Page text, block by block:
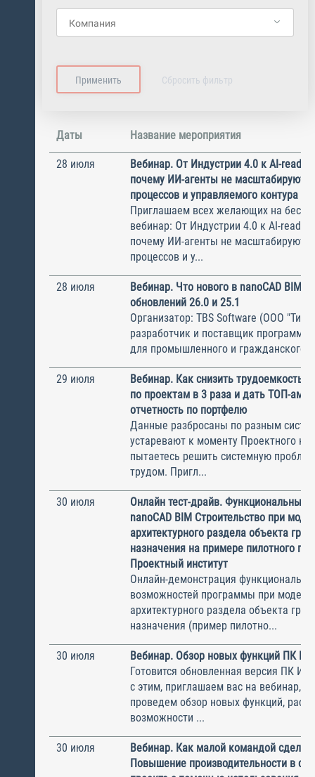
Даты Название мероприятия
28 июля
Вебинар. От Индустрии 4.0 к AI-ready
почему ИИ-агенты не
процессов и управляемого контура
Приглашаем всех желающих на
вебинар: От Индустрии 4.0 к AI-ready
почему ИИ-агенты не
процессов и у...
28 июля
Вебинар. Что нового в nanoCAD BIM
обновлений 26.0 и 25.1
Организатор: TBS Software (ООО
разработчик и поставщик
для промышленного и гражданского
29 июля
Вебинар. Как снизить трудоемкость
по проектам в 3 раза и дать ТОП-ам
отчетность по портфелю
Данные разбросаны по разным
устаревают к моменту Проектного
пытаетесь решить системную
трудом. Пригл...
30 июля
Онлайн тест-драйв. Функциональные
nanoCAD BIM Строительство при
архитектурного раздела объекта
назначения на примере пилотного
Проектный институт
Онлайн-демонстрация
возможностей программы при
архитектурного раздела объекта
назначения (пример пилотно...
30 июля
Вебинар. Обзор новых функций ПК
Готовится обновленная версия ПК
с этим, приглашаем вас на вебинар,
проведем обзор новых функций,
возможности ...
30 июля
Вебинар. Как малой командой
Повышение производительности в